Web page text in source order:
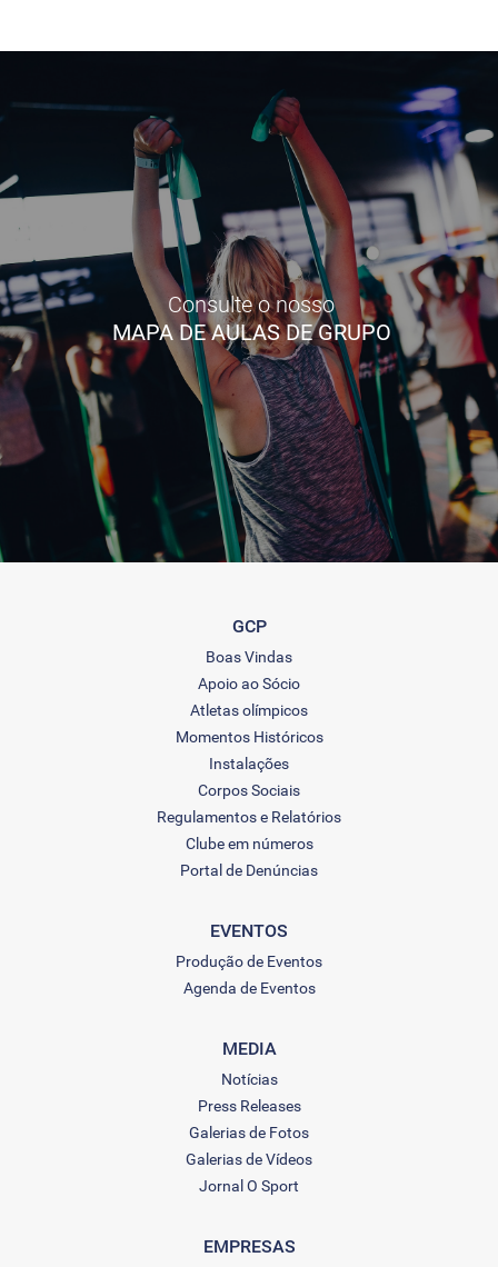
Consulte o nosso
MAPA DE AULAS DE GRUPO
GCP
Boas Vindas
Apoio ao Sócio
Atletas olímpicos
Momentos Históricos
Instalações
Corpos Sociais
Regulamentos e Relatórios
Clube em números
Portal de Denúncias
EVENTOS
Produção de Eventos
Agenda de Eventos
MEDIA
Notícias
Press Releases
Galerias de Fotos
Galerias de Vídeos
Jornal O Sport
EMPRESAS